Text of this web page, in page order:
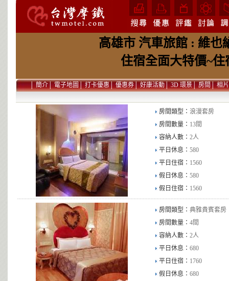
高雄市 汽車旅館 : 維也
住宿全面大特價~住
│簡介│電子地圖│打卡優惠│優惠券│好康活動│3D 環景│房間│相片
房間類型： 浪漫套房
房間數量： 13間
容納人數： 2人
平日休息： 580
平日住宿： 1560
假日休息： 580
假日住宿： 1560
房間類型： 典雅貴賓套房
房間數量： 4間
容納人數： 2人
平日休息： 680
平日住宿： 1760
假日休息： 680